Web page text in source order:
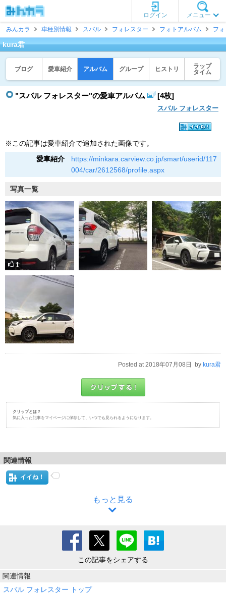
メニュー
ログイン
みんカラ
車種別情報 スバル フォレスター フォトアルバム フ
kura君
ブログ 愛車紹介 アルバム グループ ヒストリ
ラップ
タイム
"スバル フォレスター"の愛車アルバム [4枚]
スバル フォレスター
※この記事は愛車紹介で追加された画像です。
愛車紹介
https://minkara.carview.co.jp/smart/userid/117
004/car/2612568/profile.aspx
写真一覧
1
Posted at 2018年07月08日 by kura君
クリップとは？
気に入った記事をマイページに保存して、いつでも見られるようになります。
関連情報
イイね！
もっと見る
この記事をシェアする
関連情報
スバル フォレスター トップ